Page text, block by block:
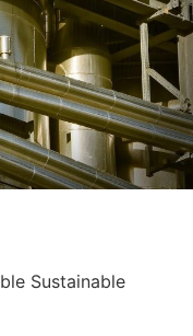
Sustainable